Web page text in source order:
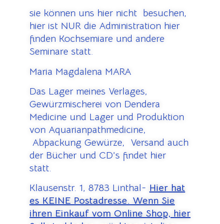
sie können uns hier nicht besuchen,
hier ist NUR die Administration hier
finden Kochsemiare und andere
Seminare statt.
Maria Magdalena MARA
Das Lager meines Verlages,
Gewürzmischerei von Dendera
Medicine und Lager und Produktion
von Aquarianpathmedicine,
Abpackung Gewürze, Versand auch
der Bücher und CD’s findet hier
statt.
Klausenstr. 1, 8783 Linthal- Hier hat
es KEINE Postadresse. Wenn Sie
ihren Einkauf vom Online Shop, hier